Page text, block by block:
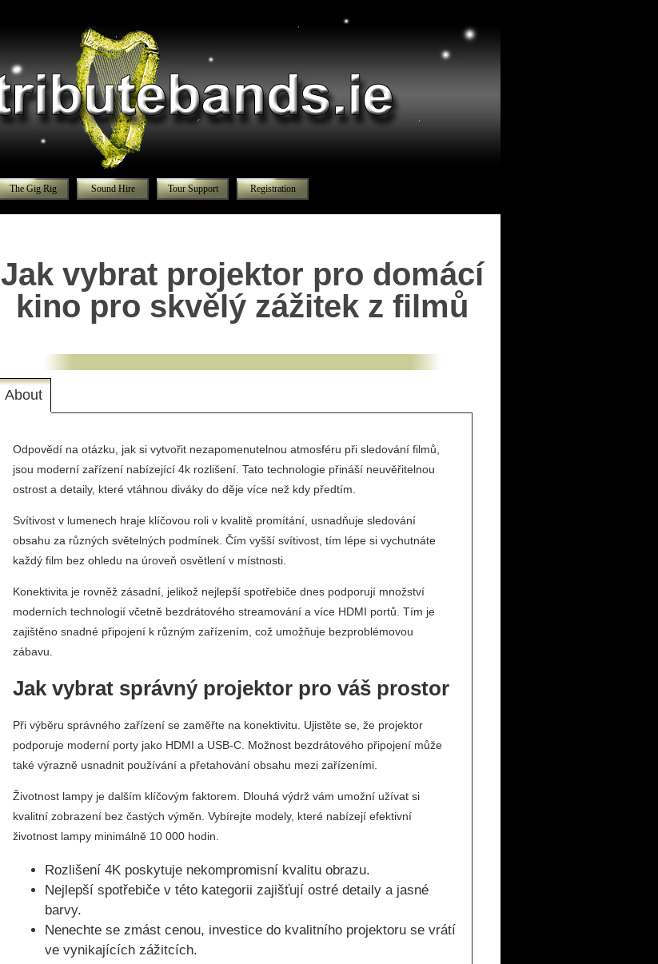
The Gig Rig Sound Hire Tour Support Registration
Jak vybrat projektor pro domácí
kino pro skvělý zážitek z filmů
About
Odpovědí na otázku, jak si vytvořit nezapomenutelnou atmosféru při sledování filmů,
jsou moderní zařízení nabízející 4k rozlišení. Tato technologie přináší neuvěřitelnou
ostrost a detaily, které vtáhnou diváky do děje více než kdy předtím.
Svítivost v lumenech hraje klíčovou roli v kvalitě promítání, usnadňuje sledování
obsahu za různých světelných podmínek. Čím vyšší svítivost, tím lépe si vychutnáte
každý film bez ohledu na úroveň osvětlení v místnosti.
Konektivita je rovněž zásadní, jelikož nejlepší spotřebiče dnes podporují množství
moderních technologií včetně bezdrátového streamování a více HDMI portů. Tím je
zajištěno snadné připojení k různým zařízením, což umožňuje bezproblémovou
zábavu.
Jak vybrat správný projektor pro váš prostor
Při výběru správného zařízení se zaměřte na konektivitu. Ujistěte se, že projektor
podporuje moderní porty jako HDMI a USB-C. Možnost bezdrátového připojení může
také výrazně usnadnit používání a přetahování obsahu mezi zařízeními.
Životnost lampy je dalším klíčovým faktorem. Dlouhá výdrž vám umožní užívat si
kvalitní zobrazení bez častých výměn. Vybírejte modely, které nabízejí efektivní
životnost lampy minimálně 10 000 hodin.
Rozlišení 4K poskytuje nekompromisní kvalitu obrazu.
Nejlepší spotřebiče v této kategorii zajišťují ostré detaily a jasné
barvy.
Nenechte se zmást cenou, investice do kvalitního projektoru se vrátí
ve vynikajících zážitcích.